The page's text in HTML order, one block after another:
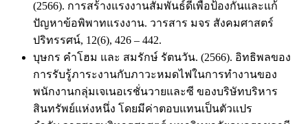
(2566). การสร้างแรงงานสัมพันธ์ดีเพื่อป้องกันและแก้
ปัญหาข้อพิพาทแรงงาน. วารสาร มจร สังคมศาสตร์
ปริทรรศน์, 12(6), 426 – 442.
บุษกร คำโฮม และ สมรักษ์ รัตนวัน. (2566). อิทธิพลของ
การรับรู้ภาระงานกับภาวะหมดไฟในการทำงานของ
พนักงานกลุ่มเจเนอเรชั่นวายและซี ของบริษัทบริหาร
สินทรัพย์แห่งหนึ่ง โดยมีค่าตอบแทนเป็นตัวแปร